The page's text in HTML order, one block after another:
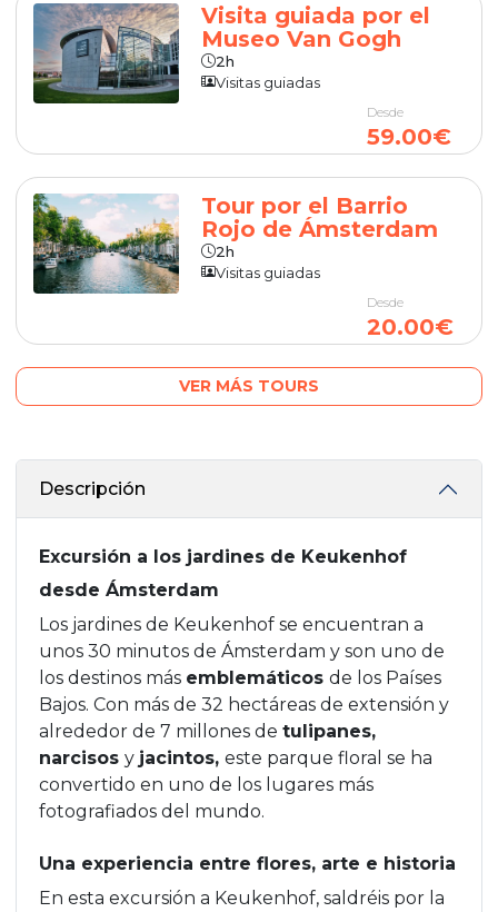
Visita guiada por el
Museo Van Gogh
2h
Visitas guiadas
Desde
59.00€
Tour por el Barrio
Rojo de Ámsterdam
2h
Visitas guiadas
Desde
20.00€
VER MÁS TOURS
Descripción
Excursión a los jardines de Keukenhof
desde Ámsterdam
Los jardines de Keukenhof se encuentran a
unos 30 minutos de Ámsterdam y son uno de
los destinos más emblemáticos de los Países
Bajos. Con más de 32 hectáreas de extensión y
alrededor de 7 millones de tulipanes,
narcisos y jacintos, este parque floral se ha
convertido en uno de los lugares más
fotografiados del mundo.
Una experiencia entre flores, arte e historia
En esta excursión a Keukenhof, saldréis por la